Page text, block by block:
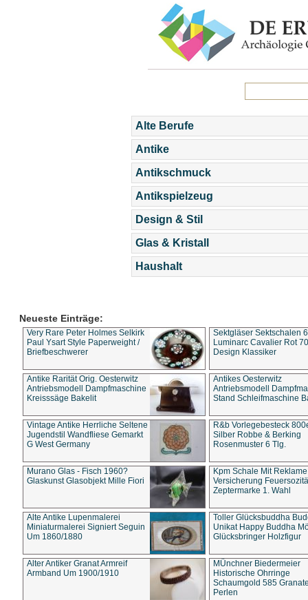
Alte Berufe
Antike
Antikschmuck
Antikspielzeug
Design & Stil
Glas & Kristall
Haushalt
Neueste Einträge:
Very Rare Peter Holmes Selkirk
Paul Ysart Style Paperweight /
Briefbeschwerer
Sektgläser Sektschalen
Luminarc Cavalier Rot
Design Klassiker
Antike Rarität Orig. Oesterwitz
Antriebsmodell Dampfmaschine
Kreisssäge Bakelit
Antikes Oesterwitz
Antriebsmodell
Stand Schleifmaschine
Vintage Antike Herrliche Seltene
Jugendstil Wandfliese Gemarkt
G West Germany
R&b Vorlegebesteck
Silber Robbe & Berking
Rosenmuster 6 Tlg.
Murano Glas - Fisch 1960?
Glaskunst Glasobjekt Mille Fiori
Kpm Schale Mit Reklame
Versicherung
Zeptermarke 1. Wahl
Alte Antike Lupenmalerei
Miniaturmalerei Signiert Seguin
Um 1860/1880
Toller Glücksbuddha
Unikat Happy Buddha
Glücksbringer Holzfigur
Alter Antiker Granat Armreif
Armband Um 1900/1910
MÜnchner Biedermeier
Historische Ohrringe
Schaumgold 585
Perlen